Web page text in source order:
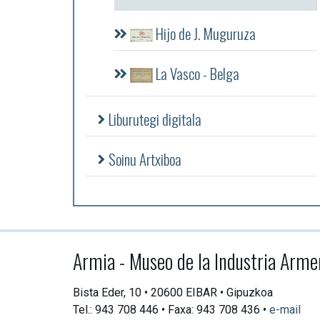
Hijo de J. Muguruza
La Vasco - Belga
Liburutegi digitala
Soinu Artxiboa
Armia - Museo de la Industria
Bista Eder, 10 • 20600 EIBAR • Gipuzkoa
Tel.: 943 708 446 • Faxa: 943 708 436 • e-mail